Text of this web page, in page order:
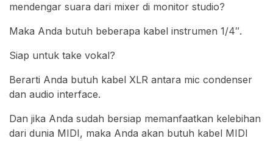
mendengar suara dari mixer di monitor studio?
Maka Anda butuh beberapa kabel instrumen 1/4″.
Siap untuk take vokal?
Berarti Anda butuh kabel XLR antara mic condenser
dan audio interface.
Dan jika Anda sudah bersiap memanfaatkan kelebihan
dari dunia MIDI, maka Anda akan butuh kabel MIDI